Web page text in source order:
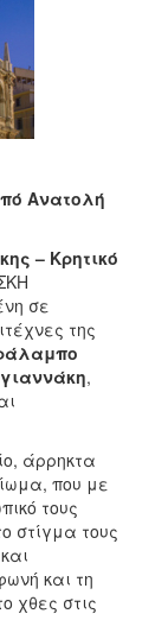
Ανατολή
– Κρητικό
σε
της
,
άρρηκτα
που με
τους
στίγμα τους
και τη
χθες στις